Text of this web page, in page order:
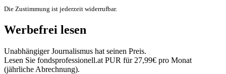
Die Zustimmung ist jederzeit widerrufbar.
Werbefrei lesen
Unabhängiger Journalismus hat seinen Preis.
Lesen Sie fondsprofessionell.at PUR für 27,99€ pro Monat
(jährliche Abrechnung).